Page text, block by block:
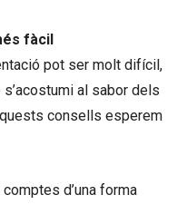
fàcil
pot ser molt difícil,
al sabor dels
consells esperem
d’una forma